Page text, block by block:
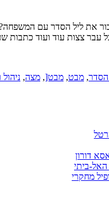
את ליל הסדר עם
צצות עוד ועוד כתבות
הסדר, מבט, מבט[, מצה,
דורון
האל-ביתי
מחקרי